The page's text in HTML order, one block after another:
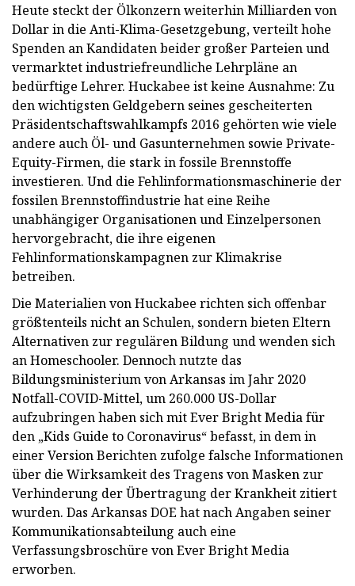
Heute steckt der Ölkonzern weiterhin Milliarden von
Dollar in die Anti-Klima-Gesetzgebung, verteilt hohe
Spenden an Kandidaten beider großer Parteien und
vermarktet industriefreundliche Lehrpläne an
bedürftige Lehrer. Huckabee ist keine Ausnahme: Zu
den wichtigsten Geldgebern seines gescheiterten
Präsidentschaftswahlkampfs 2016 gehörten wie viele
andere auch Öl- und Gasunternehmen sowie Private-
Equity-Firmen, die stark in fossile Brennstoffe
investieren. Und die Fehlinformationsmaschinerie der
fossilen Brennstoffindustrie hat eine Reihe
unabhängiger Organisationen und Einzelpersonen
hervorgebracht, die ihre eigenen
Fehlinformationskampagnen zur Klimakrise
betreiben.
Die Materialien von Huckabee richten sich offenbar
größtenteils nicht an Schulen, sondern bieten Eltern
Alternativen zur regulären Bildung und wenden sich
an Homeschooler. Dennoch nutzte das
Bildungsministerium von Arkansas im Jahr 2020
Notfall-COVID-Mittel, um 260.000 US-Dollar
aufzubringenhaben sich mit Ever Bright Media für
den „Kids Guide to Coronavirus“ befasst, in dem in
einer Version Berichten zufolge falsche Informationen
über die Wirksamkeit des Tragens von Masken zur
Verhinderung der Übertragung der Krankheit zitiert
wurden. Das Arkansas DOE hat nach Angaben seiner
Kommunikationsabteilung auch eine
Verfassungsbroschüre von Ever Bright Media
erworben.